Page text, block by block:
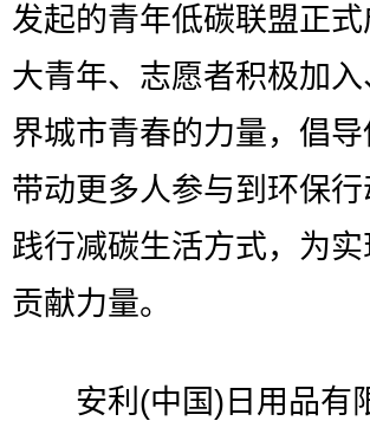
发起的青年低碳联盟正
大青年、志愿者积极加
界城市青春的力量，倡
带动更多人参与到环保
践行减碳生活方式，为
贡献力量。
安利(中国)日用品有